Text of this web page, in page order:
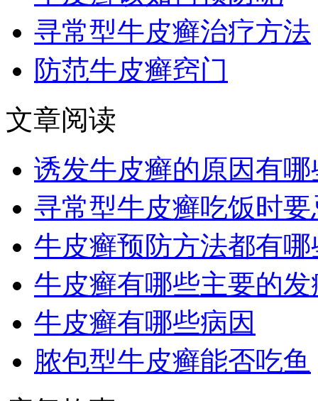
寻常型牛皮癣治疗方法
防范牛皮癣窍门
文章阅读
诱发牛皮癣的原因有哪
寻常型牛皮癣吃饭时
牛皮癣预防方法都有哪
牛皮癣有哪些主要的
牛皮癣有哪些病因
脓包型牛皮癣能否吃鱼